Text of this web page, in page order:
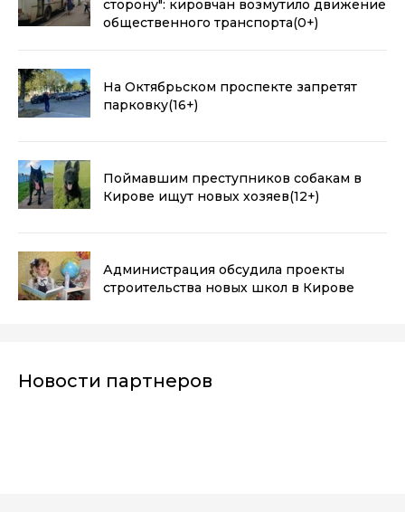
сторону": кировчан возмутило движение
общественного транспорта(0+)
На Октябрьском проспекте запретят
парковку(16+)
Поймавшим преступников собакам в
Кирове ищут новых хозяев(12+)
Администрация обсудила проекты
строительства новых школ в Кирове
Новости партнеров